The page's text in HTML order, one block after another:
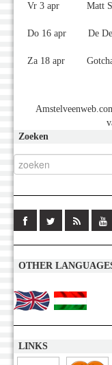
Vr 3 apr Matt
Do 16 apr De
Za 18 apr
Zoeken
OTHER
LINKS